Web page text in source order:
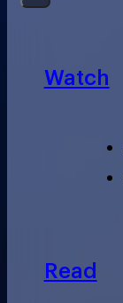
Watch
Read